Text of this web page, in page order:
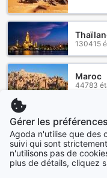
130415
Maroc
44783
Canada
34984
Gérer les
Agoda n'utilise que des
suivi qui sont
n'utilisons pas de
plus de détails, cliquez